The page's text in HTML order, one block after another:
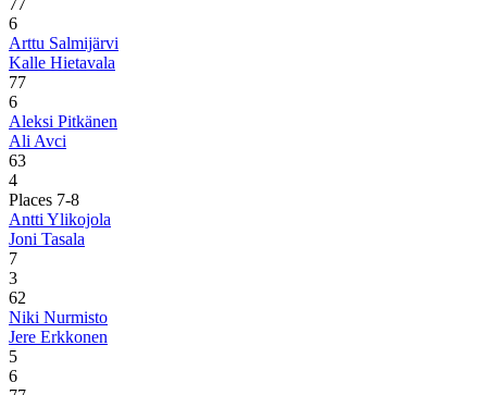
6
Arttu Salmijärvi
Kalle Hietavala
77
6
Aleksi Pitkänen
Ali Avci
63
4
Places 7-8
Antti Ylikojola
Joni Tasala
7
3
62
Niki Nurmisto
Jere Erkkonen
5
6